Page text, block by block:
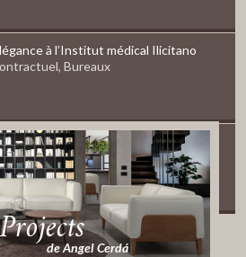
à l’Institut médical Ilicitano
Bureaux
DANS L’HÔTEL SYMBOL
DE BENALMADENA
Hôtels / Restaurants
Projectsde Angel Cerdá